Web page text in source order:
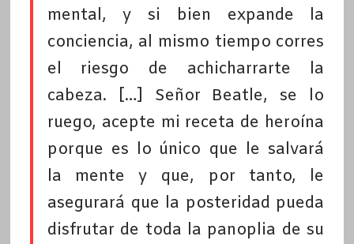
mental, y si bien expande la
conciencia, al mismo tiempo corres
el riesgo de achicharrarte la
cabeza. […] Señor Beatle, se lo
ruego, acepte mi receta de heroína
porque es lo único que le salvará
la mente y que, por tanto, le
asegurará que la posteridad pueda
disfrutar de toda la panoplia de su